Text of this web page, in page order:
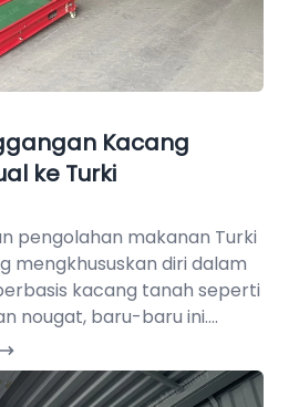
Kacang
ke Turki
pengolahan makanan Turki
mengkhususkan diri dalam
kacang tanah seperti
nougat, baru-baru ini....